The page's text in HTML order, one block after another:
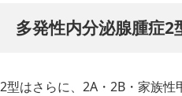
多発性内分泌腺腫症2
2型はさらに、2A・2B・家族性